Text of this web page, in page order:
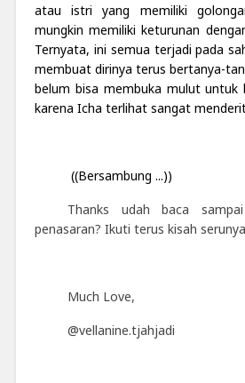
atau istri yang memiliki
mungkin memiliki keturunan
Ternyata, ini semua terjadi pada
membuat dirinya terus bertanya-
belum bisa membuka mulut untuk
karena Icha terlihat sangat
((Bersambung ...))
Thanks udah baca
penasaran? Ikuti terus kisah
Much Love,
@vellanine.tjahjadi